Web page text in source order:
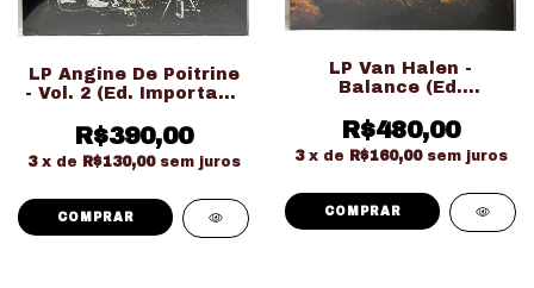
LP Angine De Poitrine
- Vol. 2 (Ed. Importado
R$390,00
3 x de R$130,00 sem juros
LP Van Halen -
Balance (Ed.
Duplo LACRADO!!!)
R$480,00
3 x de R$160,00 sem juros